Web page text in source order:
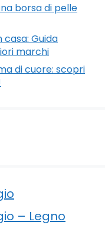
borsa di pelle
Guida
marchi
di cuore: scopri
– Legno